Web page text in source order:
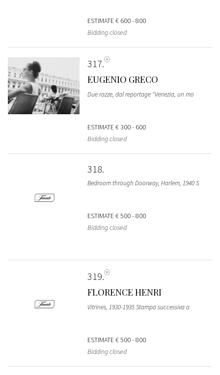
ESTIMATE€ 600 - 800
Bidding closed
317
EUGENIO GRECO
Due razze, dal reportage "Venezia, un mo
ESTIMATE€ 300 - 600
Bidding closed
318
Bedroom through Doorway, Harlem, 1940 S
ESTIMATE€ 500 - 800
Bidding closed
319
FLORENCE HENRI
Vitrines, 1930-1935 Stampa successiva a
ESTIMATE€ 500 - 800
Bidding closed